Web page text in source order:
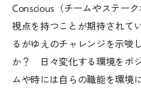
Conscious（チームやステー
視点を持つことが期待されて
るがゆえのチャレンジを示唆
か？ 日々変化する環境をポ
ムや時には自らの職能を環境